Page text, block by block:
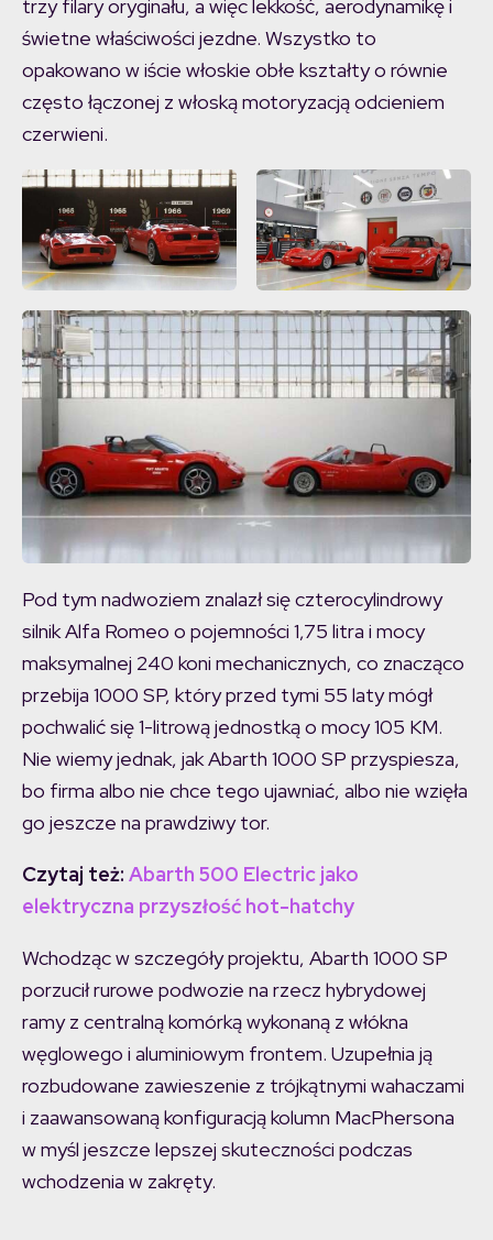
trzy filary oryginału, a więc lekkość, aerodynamikę i
świetne właściwości jezdne. Wszystko to
opakowano w iście włoskie obłe kształty o równie
często łączonej z włoską motoryzacją odcieniem
czerwieni.
Pod tym nadwoziem znalazł się czterocylindrowy
silnik Alfa Romeo o pojemności 1,75 litra i mocy
maksymalnej 240 koni mechanicznych, co znacząco
przebija 1000 SP, który przed tymi 55 laty mógł
pochwalić się 1-litrową jednostką o mocy 105 KM.
Nie wiemy jednak, jak Abarth 1000 SP przyspiesza,
bo firma albo nie chce tego ujawniać, albo nie wzięła
go jeszcze na prawdziwy tor.
Czytaj też: Abarth 500 Electric jako
elektryczna przyszłość hot-hatchy
Wchodząc w szczegóły projektu, Abarth 1000 SP
porzucił rurowe podwozie na rzecz hybrydowej
ramy z centralną komórką wykonaną z włókna
węglowego i aluminiowym frontem. Uzupełnia ją
rozbudowane zawieszenie z trójkątnymi wahaczami
i zaawansowaną konfiguracją kolumn MacPhersona
w myśl jeszcze lepszej skuteczności podczas
wchodzenia w zakręty.